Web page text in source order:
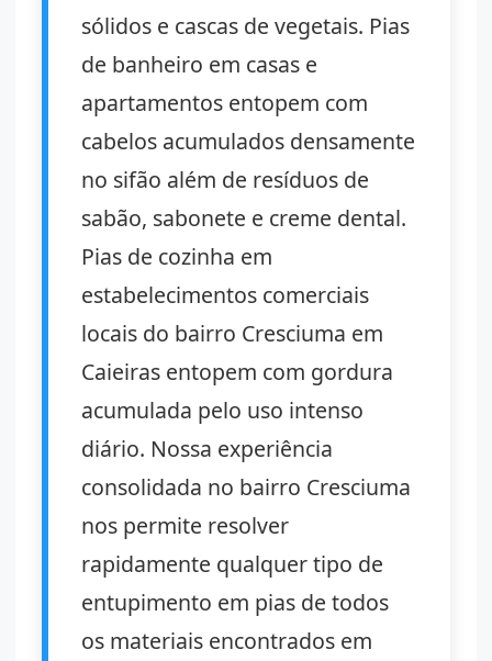
sólidos e cascas de vegetais. Pias
de banheiro em casas e
apartamentos entopem com
cabelos acumulados densamente
no sifão além de resíduos de
sabão, sabonete e creme dental.
Pias de cozinha em
estabelecimentos comerciais
locais do bairro Cresciuma em
Caieiras entopem com gordura
acumulada pelo uso intenso
diário. Nossa experiência
consolidada no bairro Cresciuma
nos permite resolver
rapidamente qualquer tipo de
entupimento em pias de todos
os materiais encontrados em